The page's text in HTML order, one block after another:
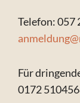
Telefon: 057
Für
0172